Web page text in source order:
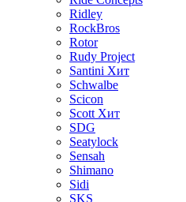
Ridley
RockBros
Rotor
Rudy Project
Santini Хит
Schwalbe
Scicon
Scott Хит
SDG
Seatylock
Sensah
Shimano
Sidi
SKS